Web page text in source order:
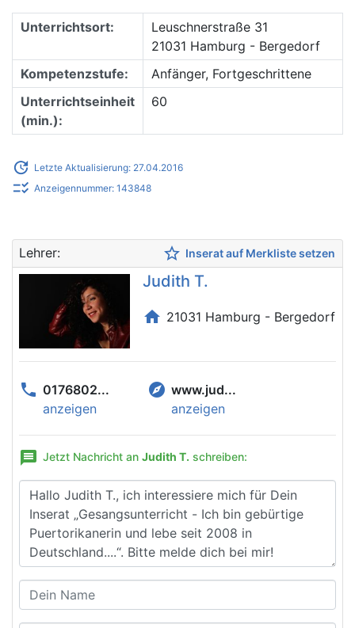
Unterrichtsort:
Leuschnerstraße 31
21031 Hamburg - Bergedorf
Kompetenzstufe:
Anfänger, Fortgeschrittene
Unterrichtseinheit
(min.):
60
update Letzte Aktualisierung: 27.04.2016
checklist_rtl Anzeigennummer: 143848
Lehrer: star_border Inserat auf Merkliste setzen
Judith T.
home 21031 Hamburg - Bergedorf
phone 0176802...
anzeigen
explore www.jud...
anzeigen
message Jetzt Nachricht an Judith T. schreiben: